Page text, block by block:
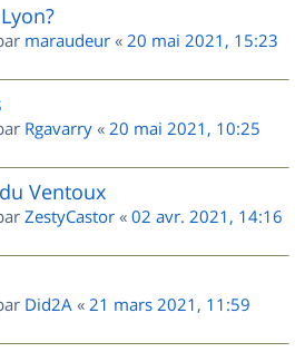
maraudeur « 20 mai 2021, 15:23
Rgavarry « 20 mai 2021, 10:25
Ventoux
ZestyCastor « 02 avr. 2021, 14:16
Did2A « 21 mars 2021, 11:59